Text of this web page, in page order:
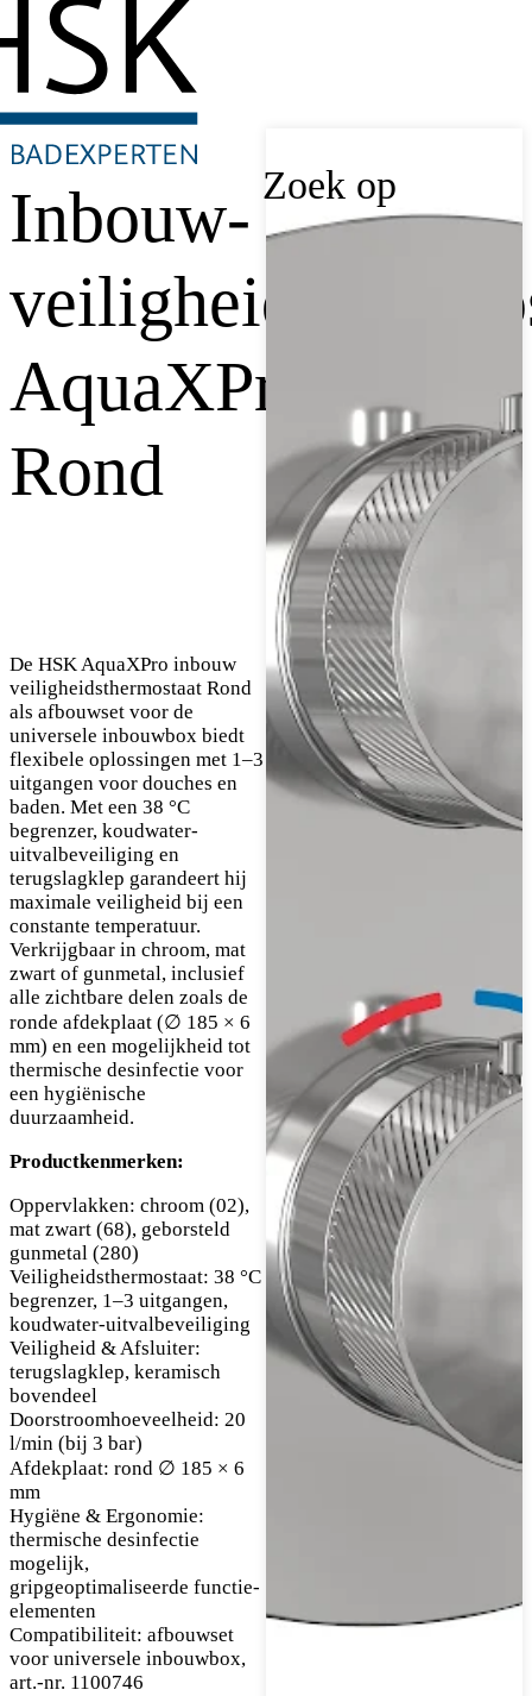
Zoek op
Inbouw-
AquaXPro
Rond
De HSK AquaXPro inbouw
veiligheidsthermostaat Rond
als afbouwset voor de
universele inbouwbox biedt
flexibele oplossingen met 1–3
uitgangen voor douches en
baden. Met een 38 °C
begrenzer, koudwater-
uitvalbeveiliging en
terugslagklep garandeert hij
maximale veiligheid bij een
constante temperatuur.
Verkrijgbaar in chroom, mat
zwart of gunmetal, inclusief
alle zichtbare delen zoals de
ronde afdekplaat (∅ 185 × 6
mm) en een mogelijkheid tot
thermische desinfectie voor
een hygiënische
duurzaamheid.
Productkenmerken:
Oppervlakken: chroom (02),
mat zwart (68), geborsteld
gunmetal (280)
Veiligheidsthermostaat: 38 °C
begrenzer, 1–3 uitgangen,
koudwater-uitvalbeveiliging
Veiligheid & Afsluiter:
terugslagklep, keramisch
bovendeel
Doorstroomhoeveelheid: 20
l/min (bij 3 bar)
Afdekplaat: rond ∅ 185 × 6
mm
Hygiëne & Ergonomie:
thermische desinfectie
mogelijk,
gripgeoptimaliseerde functie-
elementen
Compatibiliteit: afbouwset
voor universele inbouwbox,
art.-nr. 1100746